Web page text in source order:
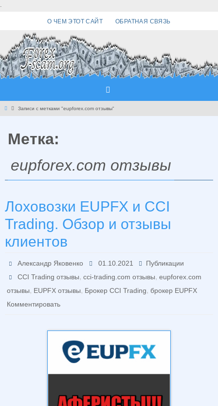
.
О ЧЕМ ЭТОТ САЙТ ОБРАТНАЯ СВЯЗЬ
Главная
Записи с метками "eupforex.com отзывы"
Метка:
eupforex.com отзывы
Лоховозки EUPFX и CCI
Trading. Обзор и отзывы
клиентов
Александр Яковенко 01.10.2021
Публикации
CCI Trading отзывы,cci-trading.com отзывы,eupforex.com
отзывы, EUPFX отзывы, Брокер CCI Trading, брокер EUPFX
Комментировать